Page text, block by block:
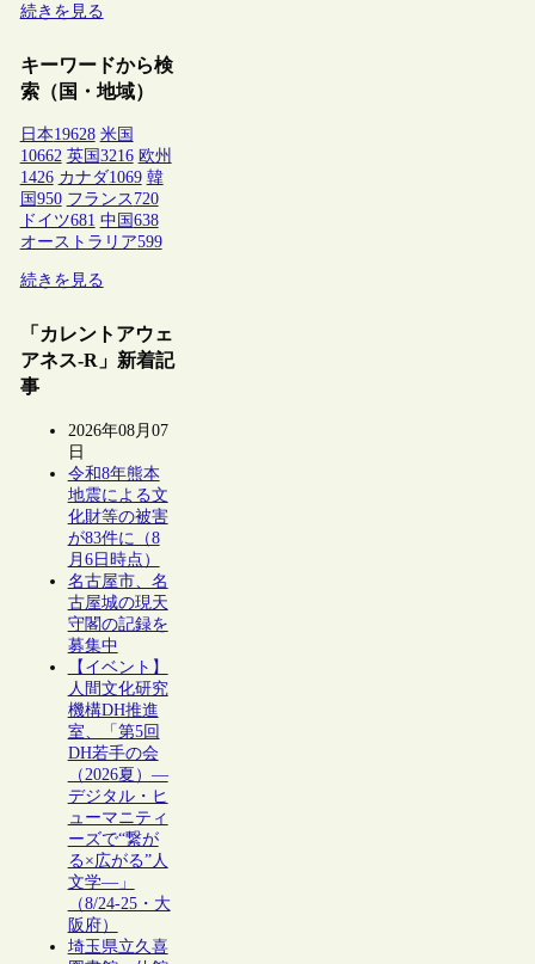
続きを見る
キーワードから検
索（国・地域）
日本19628 米国
10662 英国 3216 欧州
1426 カナダ1069 韓
国 950 フランス 720
ドイツ681 中国 638
オーストラリア599
続きを見る
「カレントアウェ
アネス-R」新着記
事
2026年08月07
日
令和8年熊本
地震による文
化財等の被害
が83件に（8
月6日時点）
名古屋市、名
古屋城の現天
守閣の記録を
募集中
【イベント】
人間文化研究
機構DH推進
室、「第5回
DH若手の会
（2026夏）―
デジタル・ヒ
ューマニティ
ーズで“繋が
る×広がる”人
文学―」
（8/24-25・大
阪府）
埼玉県立久喜